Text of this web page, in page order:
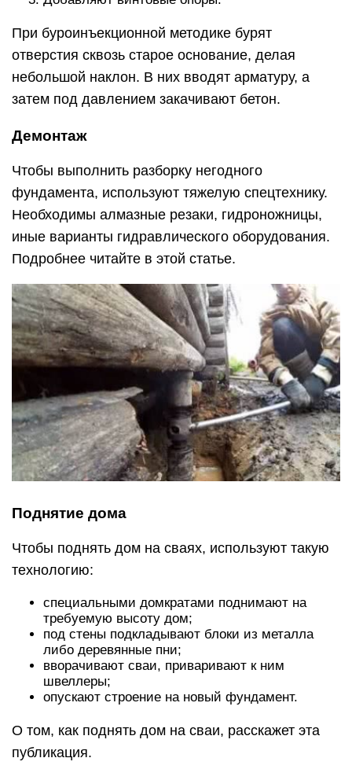
При буроинъекционной методике бурят
отверстия сквозь старое основание, делая
небольшой наклон. В них вводят арматуру, а
затем под давлением закачивают бетон.
Демонтаж
Чтобы выполнить разборку негодного
фундамента, используют тяжелую спецтехнику.
Необходимы алмазные резаки, гидроножницы,
иные варианты гидравлического оборудования.
Подробнее читайте в этой статье.
Поднятие дома
Чтобы поднять дом на сваях, используют такую
технологию:
специальными домкратами поднимают на
требуемую высоту дом;
под стены подкладывают блоки из металла
либо деревянные пни;
вворачивают сваи, приваривают к ним
швеллеры;
опускают строение на новый фундамент.
О том, как поднять дом на сваи, расскажет эта
публикация.